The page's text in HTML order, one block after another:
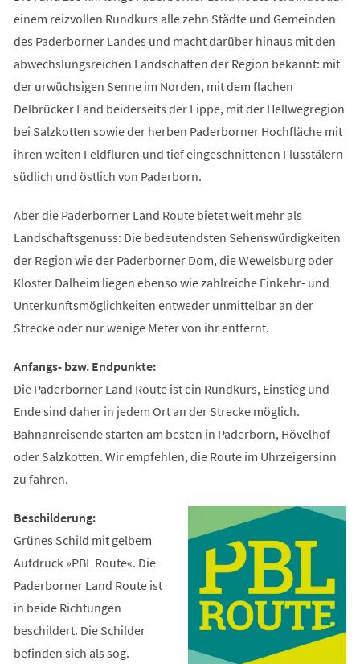
einem reizvollen Rundkurs alle zehn Städte und Gemeinden
des Paderborner Landes und macht darüber hinaus mit den
abwechslungsreichen Landschaften der Region bekannt: mit
der urwüchsigen Senne im Norden, mit dem flachen
Delbrücker Land beiderseits der Lippe, mit der Hellwegregion
bei Salzkotten sowie der herben Paderborner Hochfläche mit
ihren weiten Feldfluren und tief eingeschnittenen Flusstälern
südlich und östlich von Paderborn.
Aber die Paderborner Land Route bietet weit mehr als
Landschaftsgenuss: Die bedeutendsten Sehenswürdigkeiten
der Region wie der Paderborner Dom, die Wewelsburg oder
Kloster Dalheim liegen ebenso wie zahlreiche Einkehr- und
Unterkunftsmöglichkeiten entweder unmittelbar an der
Strecke oder nur wenige Meter von ihr entfernt.
Anfangs- bzw. Endpunkte:
Die Paderborner Land Route ist ein Rundkurs, Einstieg und
Ende sind daher in jedem Ort an der Strecke möglich.
Bahnanreisende starten am besten in Paderborn, Hövelhof
oder Salzkotten. Wir empfehlen, die Route im Uhrzeigersinn
zu fahren.
Beschilderung:
Grünes Schild mit gelbem
Aufdruck »PBL Route«. Die
Paderborner Land Route ist
in beide Richtungen
beschildert. Die Schilder
befinden sich als sog.